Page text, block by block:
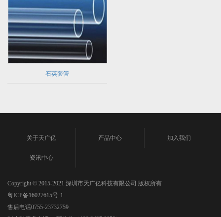
石英套管
关于天广亿 产品中心 加入我们
资讯中心
Copyright © 2015-2021 深圳市天广亿科技有限公司 版权所有
粤ICP备16027615号-1
售后电话0755-23732759